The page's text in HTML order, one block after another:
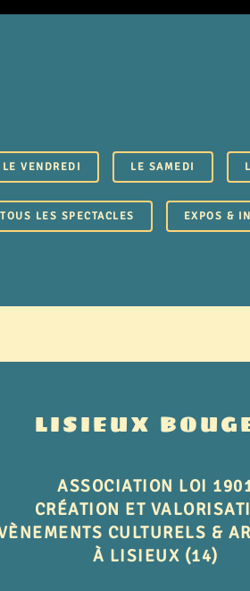
LE VENDREDI LE SAMEDI
TOUS LES SPECTACLES EXPOS &
LISIEUX
ASSOCIATION LOI
CRÉATION ET
CULTURELS &
À LISIEUX (14)